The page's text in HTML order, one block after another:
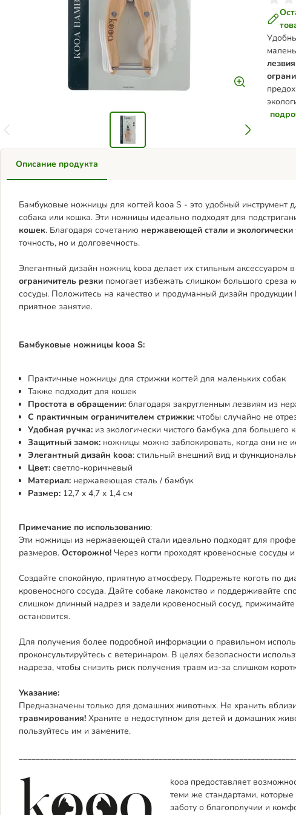
лезвия
Описание продукта
Бамбуковые ножницы для когтей kooa S - это удобный инструмент
собака или кошка. Эти ножницы идеально подходят для
кошек. Благодаря сочетанию нержавеющей стали и экологически
точность, но и долговечность.
Элегантный дизайн ножниц kooa делает их стильным аксессуаром
ограничитель резки помогает избежать слишком большого среза
сосуды. Положитесь на качество и продуманный дизайн
приятное занятие.
Бамбуковые ножницы kooa S:
Практичные ножницы для стрижки когтей для маленьких собак
Также подходит для кошек
Простота в обращении: благодаря закругленным лезвиям из
С практичным ограничителем стрижки: чтобы случайно не
Удобная ручка: из экологически чистого бамбука для большего
Защитный замок: ножницы можно заблокировать, когда они не
Элегантный дизайн kooa: стильный внешний вид и
Цвет: светло-коричневый
Материал: нержавеющая сталь / бамбук
Размер: 12,7 x 4,7 x 1,4 см
Примечание по использованию:
Эти ножницы из нержавеющей стали идеально подходят для
размеров. Осторожно! Через когти проходят кровеносные сосуды
Создайте спокойную, приятную атмосферу. Подрежьте коготь по
кровеносного сосуда. Дайте собаке лакомство и поддерживайте
слишком длинный надрез и задели кровеносный сосуд,
остановится.
Для получения более подробной информации о правильном
проконсультируйтесь с ветеринаром. В целях безопасности
надреза, чтобы снизить риск получения травм из-за слишком
Указание:
Предназначены только для домашних животных. Не хранить
травмирования! Храните в недоступном для детей и домашних
пользуйтесь им и замените.
kooa предоставляет
теми же стандартами,
заботу о благополучии и